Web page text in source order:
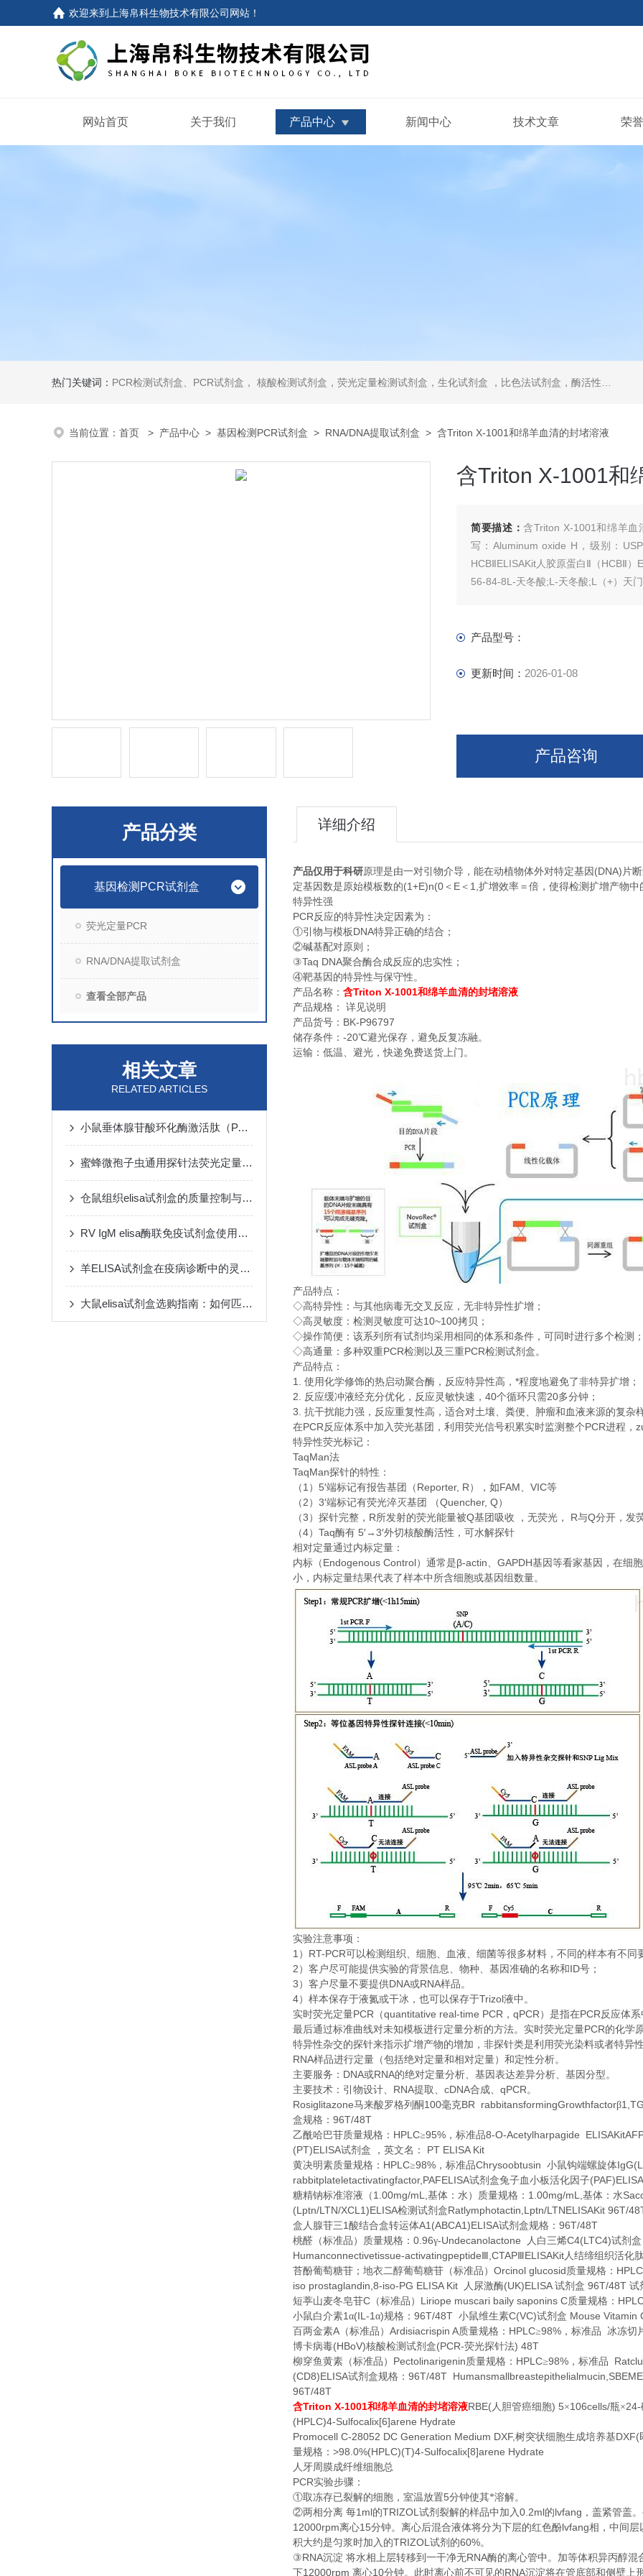
欢迎来到 上海帛科生物技术有限公司网站 ！
网站首页 关于我们 产品中心 新闻中心 技术文章 荣
热门关键词： PCR检测试剂盒、PCR试剂盒， 核酸检测试剂盒，荧光定量检测试剂盒，生化试剂盒 ，比色法试剂盒，酶活性检测试剂盒，ELISA试剂盒，酶联免疫检测试剂盒，试剂盒，ELISA试剂盒，抗体，重组蛋白，分光光度法检测试剂盒，细胞株，原代细胞，细胞培养基，标准溶液产品。代理并销售进口SIGMA试剂、abcam抗体、R&D抗体、CST抗体、ATCC细胞、BD公司、GE公司公司产品。
当前位置： 首页 > 产品中心 > 基因检测PCR试剂盒 > RNA/DNA提取试剂盒 > 含Triton X-1001和绵羊血清的封堵溶液
含Triton X-1001和
简要描述：含Triton X-1001和绵羊
写：Aluminum oxide H，级别：
HCBⅡELISAKit人胶原蛋白Ⅱ（HCBⅡ
56-84-8L-天冬酸;L-天冬酸;L（+）天
产品型号：
更新时间： 2026-01-08
产品咨询
产品分类
基因检测PCR试剂盒
荧光定量PCR
RNA/DNA提取试剂盒
查看全部产品
相关文章
RELATED ARTICLES
小鼠垂体腺苷酸环化酶激活肽（PACAP）elisa试剂盒​洗涤方法
蜜蜂微孢子虫通用探针法荧光定量PCR试剂盒注意事项
仓鼠组织elisa试剂盒的质量控制与质量保证
RV IgM elisa酶联免疫试剂盒使用注意说明
羊ELISA试剂盒在疫病诊断中的灵敏度分析
大鼠elisa试剂盒选购指南：如何匹配实验需求与检测指标
详细介绍
产品仅用于科研原理是由一对引物介导，能在动植物体外对特定基因 (DNA) 片
定基因数是原始模板数的(1+E)n(0 ＜ E ＜ 1, 扩增效率＝倍，使得检测扩增产物
特异性强
PCR反应的特异性决定因素为：
①引物与模板 DNA特异正确的结合；
②碱基配对原则；
③Taq DNA聚合酶合成反应的忠实性；
④靶基因的特异性与保守性。
产品名称： 含Triton X-1001和绵羊血清的封堵溶液
产品规格：
详见说明
产品货号： BK-P96797
储存条件： -20℃避光保存，避免反复冻融。
运输：低温、避光，快递免费送货上门。
产品特点：
◇高特异性：与其他病毒无交叉反应，无非特异性扩增；
◇高灵敏度：检测灵敏度可达10~100拷贝；
◇操作简便：该系列所有试剂均采用相同的体系和条件，可同时进行多个检测
◇高通量：多种双重PCR检测以及三重PCR检测试剂盒。
产品特点：
1. 使用化学修饰的热启动聚合酶，反应特异性高， *程度地避免了非特异扩增；
2. 反应缓冲液经充分优化，反应灵敏快速， 40个循环只需20多分钟；
3. 抗干扰能力强，反应重复性高，适合对土壤、粪便、肿瘤和血液来源的复杂
在PCR反应体系中加入荧光基团，利用荧光信号积累实时监测整个PCR进程，
特异性荧光标记：
TaqMan法
TaqMan探针的特性：
（ 1 ） 5′端标记有报告基团（ Reporter, R ），如FAM、 VIC等
（ 2 ） 3′端标记有荧光淬灭基团 （Quencher, Q）
（3 ）探针完整， R所发射的荧光能量被Q基团吸收 ，无荧光， R与Q分开，发
（4） Taq酶有 5′→3′外切核酸酶活性，可水解探针
相对定量通过内标定量：
内标（ Endogenous Control）通常是β-actin、 GAPDH基因等看家基因，在细
小，内标定量结果代表了样本中所含细胞或基因组数量。
实验注意事项：
1 ） RT-PCR可以检测组织、细胞、血液、细菌等很多材料，不同的样本有不
2 ）客户尽可能提供实验的背景信息、物种、基因准确的名称和 ID号；
3 ）客户尽量不要提供DNA或RNA样品。
4）样本保存于液氮或干冰，也可以保存于Trizol液中。
实时荧光定量PCR （quantitative real-time PCR ， qPCR ）是指在PCR反应体
最后通过标准曲线对未知模板进行定量分析的方法。实时荧光定量PCR的化学
特异性杂交的探针来指示扩增产物的增加，非探针类是利用荧光染料或者特异
RNA样品进行定量（包括绝对定量和相对定量）和定性分析。
主要服务： DNA或RNA的绝对定量分析、基因表达差异分析、基因分型。
主要技术：引物设计、 RNA提取、 cDNA合成、 qPCR。
Rosiglitazone马来酸罗格列酮 100毫克BR rabbitansformingGrowthfactorβ
盒规格： 96T/48T
乙酰哈巴苷质量规格： HPLC≥95% ，标准品8-O-Acetylharpagide
(PT)ELISA试剂盒 ，英文名： PT ELISA Kit
黄决明素质量规格： HPLC≥98% ，标准品Chrysoobtusin 小鼠钩端螺旋体
rabbitplateletactivatingfactor,PAFELISA试剂盒兔子血小板活化因子(PAF)ELISA
糖精钠标准溶液（ 1.00mg/mL, 基体：水）质量规格： 1.00mg/mL, 基体：水
(Lptn/LTN/XCL1)ELISA检测试剂盒Ratlymphotactin,Lptn/LTNELISAKit 96T/
盒人腺苷三1 酸结合盒转运体A1(ABCA1)ELISA试剂盒规格： 96T/48T
桃醛（标准品）质量规格： 0.96γ-Undecanolactone 人白三烯C4(LTC4)试剂盒
Humanconnectivetissue-activatingpeptide
,CTAP ELISAKit人结缔组织活化
苔酚葡萄糖苷；地衣二醇葡萄糖苷（标准品） Orcinol glucosid质量规格： HPLC
iso prostaglandin,8-iso-PG ELISA Kit
人尿激酶(UK)ELISA 试剂盒 96T/48T 试
短葶山麦冬皂苷C （标准品） Liriope muscari baily saponins C质量规格：
小鼠白介素1 α(IL-1 α)规格： 96T/48T 小鼠维生素C(VC)试剂盒 Mouse Vitamin
百两金素A （标准品） Ardisiacrispin A质量规格： HPLC≥98% ，标准品 冰冻切
博卡病毒(HBoV)核酸检测试剂盒(PCR-荧光探针法) 48T
柳穿鱼黄素（标准品） Pectolinarigenin质量规格： HPLC≥98% ，标准品
(CD8)ELISA试剂盒规格： 96T/48T
96T/48T
含Triton X-1001和绵羊血清的封堵溶液RBE(人胆管癌细胞) 5×106cells/瓶×24-
(HPLC)4-Sulfocalix[6]arene Hydrate
Promocell C-28052 DC Generation Medium DXF, 树突状细胞生成培养基DXF(
量规格： >98.0%(HPLC)(T)4-Sulfocalix[8]arene Hydrate
人牙周膜成纤维细胞总
PCR实验步骤：
①取冻存已裂解的细胞，室温放置5分钟使其*溶解。
②两相分离 每1ml的TRIZOL 试剂裂解的样品中加入0.2ml的lvfang ，盖紧管盖
12000rpm离心15分钟。离心后混合液体将分为下层的红色酚lvfang相，中间层
积大约是匀浆时加入的TRIZOL 试剂的60%。
③RNA沉淀 将水相上层转移到一干净无RNA酶的离心管中。加等体积异丙醇混
下12000rpm 离心10分钟。此时离心前不可见的RNA沉淀将在管底部和侧壁上